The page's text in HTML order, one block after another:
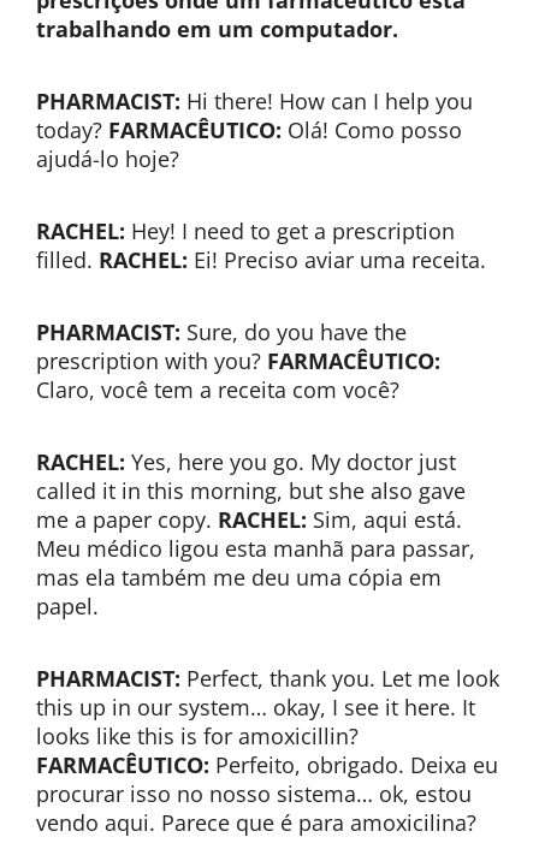
trabalhando em um computador.
PHARMACIST: Hi there! How can I help you
today? FARMACÊUTICO: Olá! Como posso
ajudá-lo hoje?
RACHEL: Hey! I need to get a prescription
filled. RACHEL: Ei! Preciso aviar uma receita.
PHARMACIST: Sure, do you have the
prescription with you? FARMACÊUTICO:
Claro, você tem a receita com você?
RACHEL: Yes, here you go. My doctor just
called it in this morning, but she also gave
me a paper copy. RACHEL: Sim, aqui está.
Meu médico ligou esta manhã para passar,
mas ela também me deu uma cópia em
papel.
PHARMACIST: Perfect, thank you. Let me look
this up in our system… okay, I see it here. It
looks like this is for amoxicillin?
FARMACÊUTICO: Perfeito, obrigado. Deixa eu
procurar isso no nosso sistema… ok, estou
vendo aqui. Parece que é para amoxicilina?